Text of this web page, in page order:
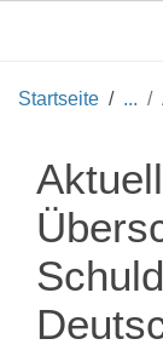
Startseite